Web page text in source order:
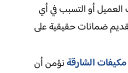
أو التسبب في أي
ضمانات حقيقية على
الشارقةنؤمن أن